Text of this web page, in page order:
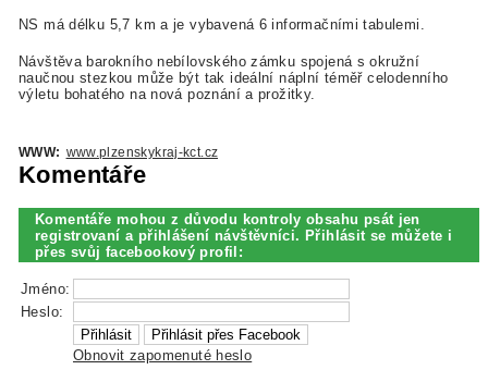
NS má délku 5,7 km a je vybavená 6 informačními tabulemi.
Návštěva barokního nebílovského zámku spojená s okružní
naučnou stezkou může být tak ideální náplní téměř celodenního
výletu bohatého na nová poznání a prožitky.
WWW: www.plzenskykraj-kct.cz
Komentáře
Komentáře mohou z důvodu kontroly obsahu psát jen
registrovaní a přihlášení návštěvníci. Přihlásit se můžete i
přes svůj facebookový profil:
Jméno:
Heslo:
Obnovit zapomenuté heslo